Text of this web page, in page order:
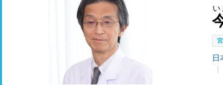
い
日